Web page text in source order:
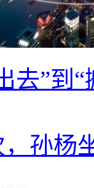
去”到
孙杨